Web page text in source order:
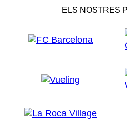
ELS NOSTRES